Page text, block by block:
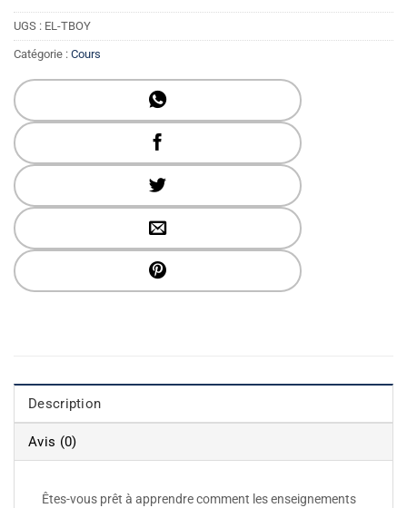
UGS : EL-TBOY
Catégorie : Cours
Description
Avis (0)
Êtes-vous prêt à apprendre comment les enseignements